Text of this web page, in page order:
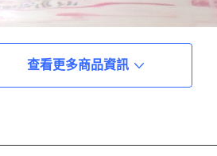
查看更多商品資訊